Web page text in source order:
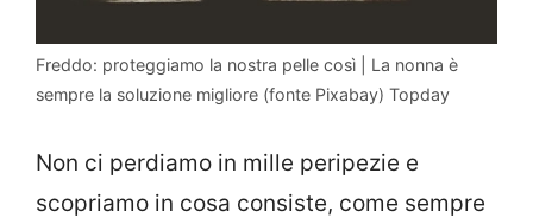
Freddo: proteggiamo la nostra pelle così | La nonna è
sempre la soluzione migliore (fonte Pixabay) Topday
Non ci perdiamo in mille peripezie e
scopriamo in cosa consiste, come sempre